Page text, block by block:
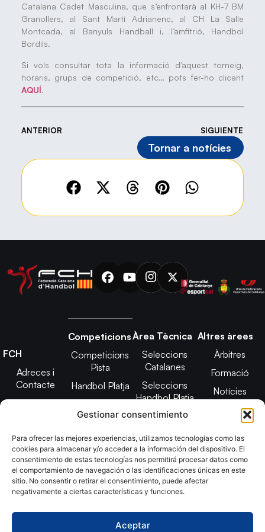
Gestionar consentimiento
Para ofrecer las mejores experiencias, utilizamos tecnologías como las
cookies para almacenar y/o acceder a la información del dispositivo. El
consentimiento de estas tecnologías nos permitirá procesar datos como
el comportamiento de navegación o las identificaciones únicas en este
sitio. No consentir o retirar el consentimiento, puede afectar
negativamente a ciertas características y funciones.
Aceptar
Catalana Cadet Masculina, que s’enfrontarà al KH-7 BM
Granollers, al Sant Martí Adrianenc, al CH La Salle
Montcada, al Banyuls Handball i, l’amfitrió, Handbol
Bordils.
Si vols consultar tota la informació d’aquest torneig,
horaris, grups de competició, etc… pots fer-ho clicant
AQUÍ.
ANTERIOR SIGUIENTE
Tornar a notícies
FCH
Adreces i
Contacte
Junta Directiva
2025
Estatuts
Transparència
Imatge
Competicions
Competicions
Pista
Handbol Platja
Àrea Tècnica
Seleccions
Catalanes
Seleccions
Handbol Platja
Tecnificació
CATH
Promoció
Altres àrees
Àrbitres
Formació
Notícies
Adreces de
contacte